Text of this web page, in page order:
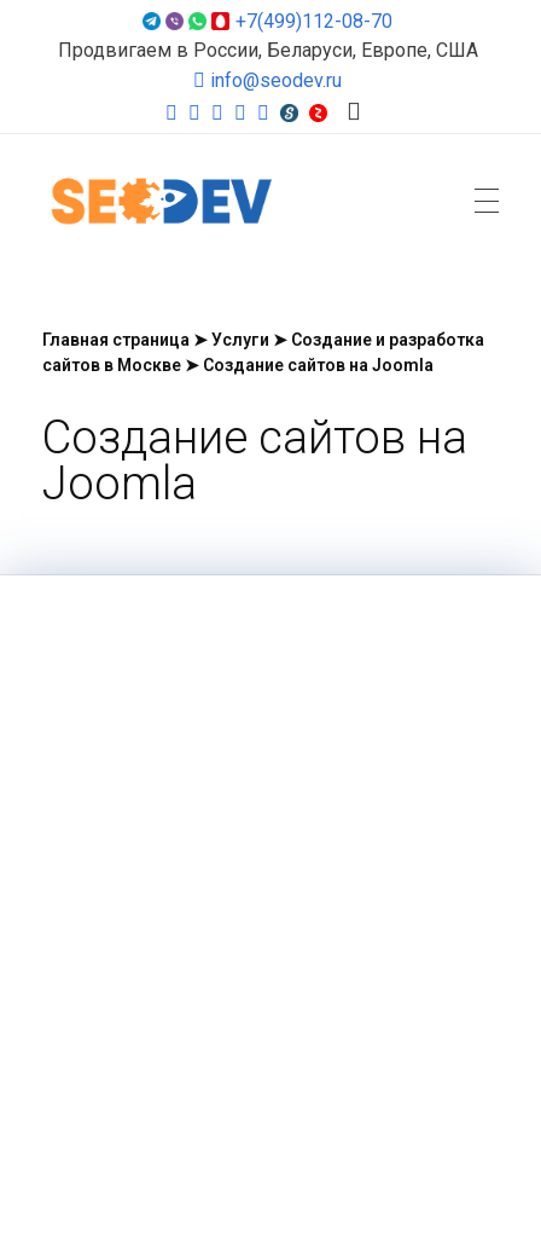
+7(499)112-08-70
Продвигаем в России, Беларуси, Европе, США
info@seodev.ru
Главная страница ➤Услуги ➤ Создание и разработка
сайтов в Москве ➤ Создание сайтов на Joomla
Создание сайтов на
Joomla